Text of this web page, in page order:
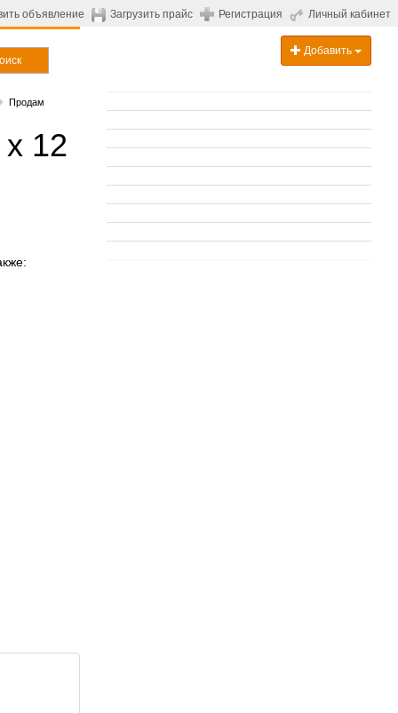
объявление Загрузить прайс Регистрация Личный кабинет
Добавить
Продам
12